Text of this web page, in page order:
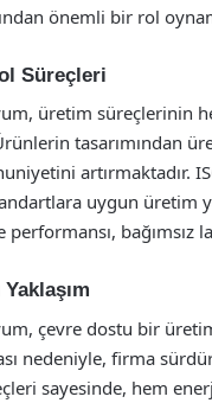
önemli bir rol
Süreçleri
üretim süreçlerinin
tasarımından
artırmaktadır.
uygun üretim
performansı,
çevre dostu bir
nedeniyle, firma
sayesinde, hem